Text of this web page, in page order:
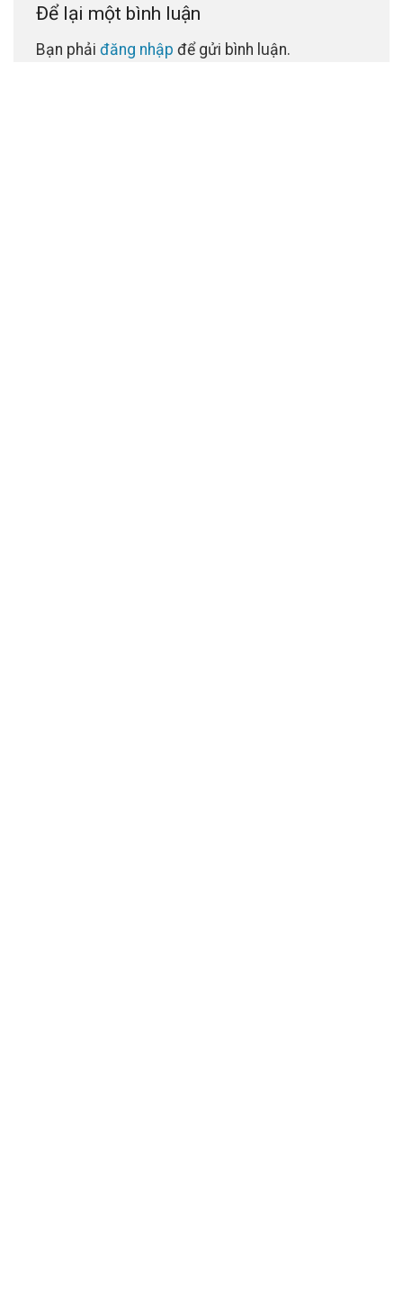
Để lại một bình luận
Bạn phải đăng nhập để gửi bình luận.